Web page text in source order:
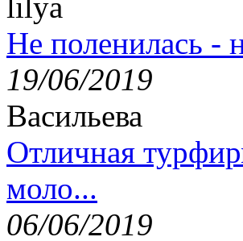
Не поленилась -
19/06/2019
Васильева
Отличная
моло...
06/06/2019